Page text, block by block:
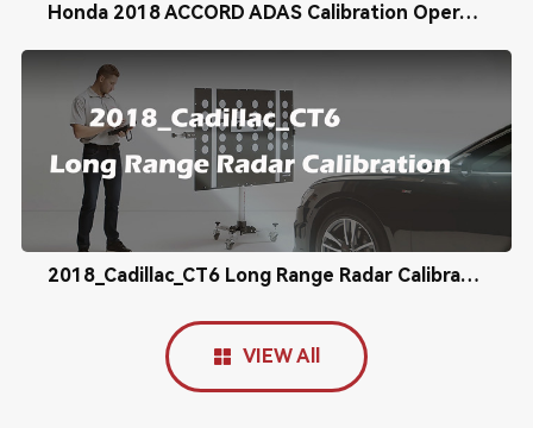
Honda 2018 ACCORD ADAS Calibration Operation Tutorial
2018_Cadillac_CT6 Long Range Radar Calibration
VIEW All